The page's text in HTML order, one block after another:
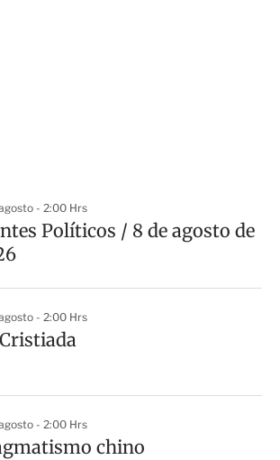
- 2:00 Hrs
Políticos / 8 de agosto de
- 2:00 Hrs
- 2:00 Hrs
chino